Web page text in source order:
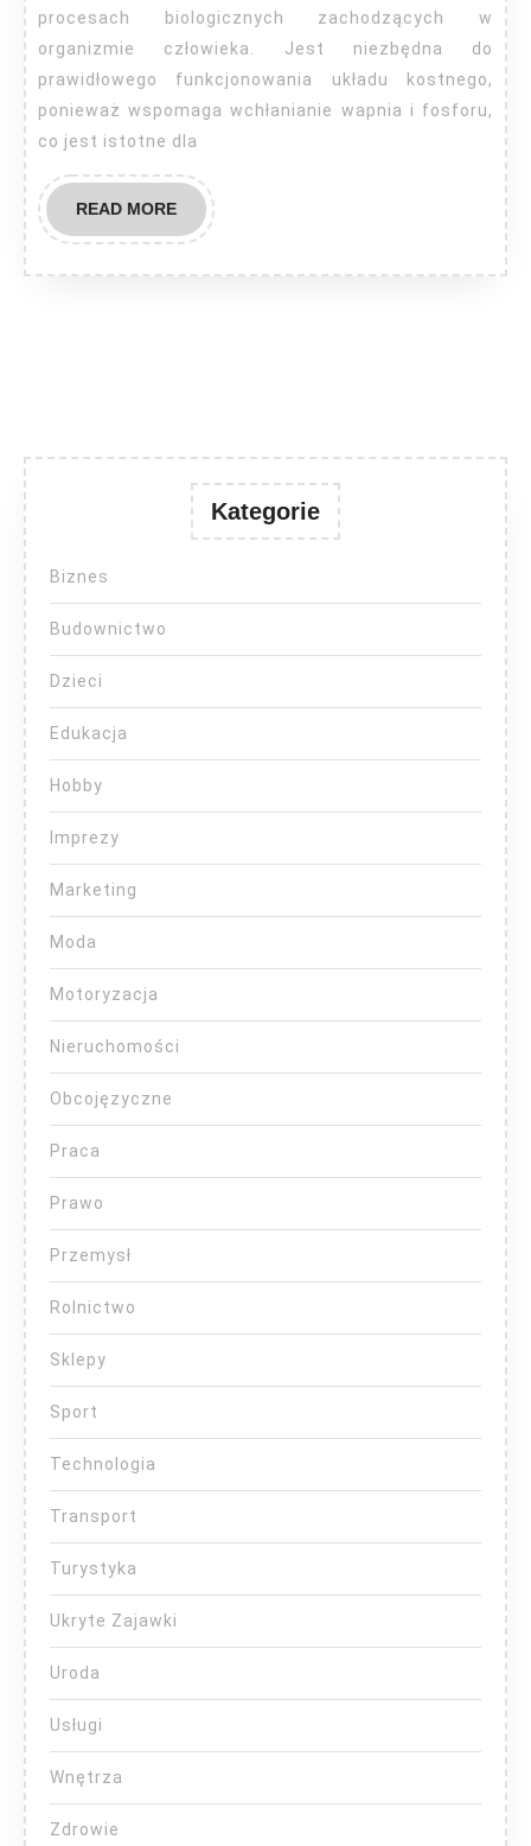
procesach biologicznych zachodzących w
organizmie człowieka. Jest niezbędna do
prawidłowego funkcjonowania układu kostnego,
ponieważ wspomaga wchłanianie wapnia i fosforu,
co jest istotne dla
READ MOREREAD
MORE
Kategorie
Biznes
Budownictwo
Dzieci
Edukacja
Hobby
Imprezy
Marketing
Moda
Motoryzacja
Nieruchomości
Obcojęzyczne
Praca
Prawo
Przemysł
Rolnictwo
Sklepy
Sport
Technologia
Transport
Turystyka
Ukryte Zajawki
Uroda
Usługi
Wnętrza
Zdrowie